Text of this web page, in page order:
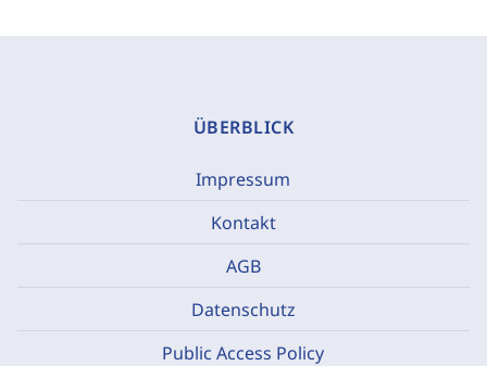
ÜBERBLICK
Impressum
Kontakt
AGB
Datenschutz
Public Access Policy